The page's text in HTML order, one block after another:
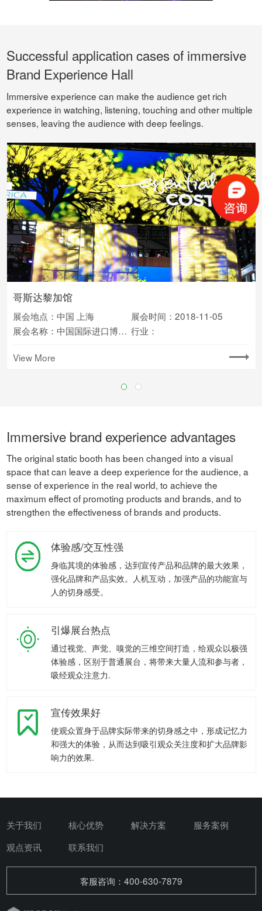
Successful application cases of immersive
Brand Experience Hall
Immersive experience can make the audience get rich
experience in watching, listening, touching and other multiple
senses, leaving the audience with deep feelings.
哥斯达黎加馆
展会地点：中国 上海
展会时间：2018-11-05
展会名称：中国国际进口博览会 行业：
View More
Intel 2018 CES
展会地点：中国 上海
展会时间：2018-6-15
展会名称：2018 CES
行业：
View More
Immersive brand experience advantages
The original static booth has been changed into a visual
space that can leave a deep experience for the audience, a
sense of experience in the real world, to achieve the
maximum effect of promoting products and brands, and to
strengthen the effectiveness of brands and products.
体验感/交互性强
身临其境的体验感，达到宣传产品和品牌的最大效果，
强化品牌和产品实效。人机互动，加强产品的功能宣与
人的切身感受。
引爆展台热点
通过视觉、声觉、嗅觉的三维空间打造，给观众以极强
体验感，区别于普通展台，将带来大量人流和参与者，
吸经观众注意力.
宣传效果好
使观众置身于品牌实际带来的切身感之中，形成记忆力
和强大的体验，从而达到吸引观众关注度和扩大品牌影
响力的效果.
关于我们 核心优势 解决方案
服务案例
观点资讯
联系我们
客服咨询：400-630-7879